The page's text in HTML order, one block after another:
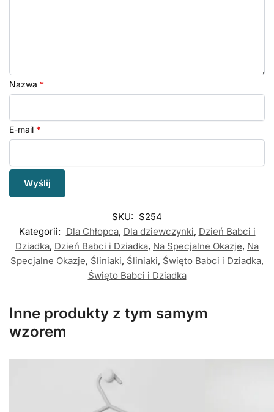
Nazwa *
E-mail *
SKU: S254
Kategorii: Dla Chłopca, Dla dziewczynki, Dzień Babci i
Dziadka, Dzień Babci i Dziadka, Na Specjalne Okazje, Na
Specjalne Okazje, Śliniaki, Śliniaki, Święto Babci i Dziadka,
Święto Babci i Dziadka
Inne produkty z tym samym
wzorem